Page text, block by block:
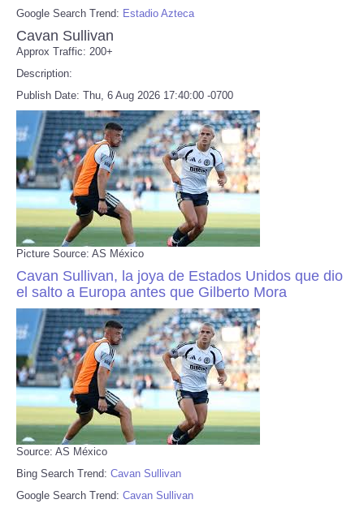
Google Search Trend: Estadio Azteca
Cavan Sullivan
Approx Traffic: 200+
Description:
Publish Date: Thu, 6 Aug 2026 17:40:00 -0700
Picture Source: AS México
Cavan Sullivan, la joya de Estados Unidos que dio
el salto a Europa antes que Gilberto Mora
Source: AS México
Bing Search Trend: Cavan Sullivan
Google Search Trend: Cavan Sullivan